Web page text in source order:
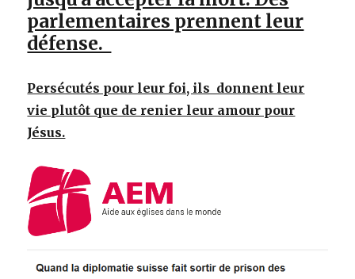
parlementaires prennent leur
défense.
Persécutés pour leur foi, ils donnent leur
vie plutôt que de renier leur amour pour
Jésus.